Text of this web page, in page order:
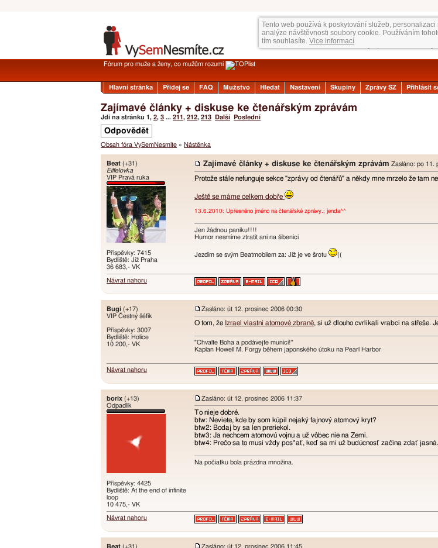
Tento web používá k poskytování služeb, personalizaci
analýze návštěvnosti soubory cookie. Používáním
tím souhlasíte. Vice informací
Fórum pro muže a ženy, co mužům rozumí
Hlavní stránka Přidej se FAQ Mužstvo Hledat Nastavení Skupiny Zprávy SZ Přihlásit
Zajímavé články + diskuse ke čtenářským zprávám
Jdi na stránku 1, 2, 3 ... 211, 212, 213 Další Poslední
Odpovědět
Obsah fóra VySemNesmíte » Nástěnka
Beat (+31)
Eiffelovka
VIP Pravá ruka
Příspěvky: 7415
Bydliště: Již Praha
36 683,- VK
Zajímavé články + diskuse ke čtenářským zprávám Zasláno: po 11.
Protože stále nefunguje sekce "zprávy od čtenářů" a někdy mne mrzelo že tam
Ještě se máme celkem dobře
13.6.2010: Upřesněno jméno na čtenářské zprávy.; jenda^^
Jen žádnou paniku!!!!
Humor nesmíme ztratit ani na šibenici
Jezdím se svým Beatmobilem za: Již je ve šrotu ((
Návrat nahoru
Bugi (+17)
VIP Čestný šéfík
Příspěvky: 3007
Bydliště: Holice
10 200,- VK
Zasláno: út 12. prosinec 2006 00:30
O tom, že Izrael vlastní atomové zbraně, si už dlouho cvrlikali vrabci na střeše.
"Chvalte Boha a podávejte munici!"
Kaplan Howell M. Forgy během japonského útoku na Pearl Harbor
Návrat nahoru
borix (+13)
Odpadlík
Příspěvky: 4425
Bydliště: At the end of infinite
loop
10 475,- VK
Zasláno: út 12. prosinec 2006 11:37
To nieje dobré.
btw: Neviete, kde by som kúpil nejaký fajnový atomový kryt?
btw2: Bodaj by sa len preriekol.
btw3: Ja nechcem atomovú vojnu a už vôbec nie na Zemi.
btw4: Prečo sa to musí vždy pos*ať, keď sa mi už budúcnosť začína zdať jasná.
Na počiatku bola prázdna množina.
Návrat nahoru
Beat (+31)
Zasláno: út 12. prosinec 2006 11:45